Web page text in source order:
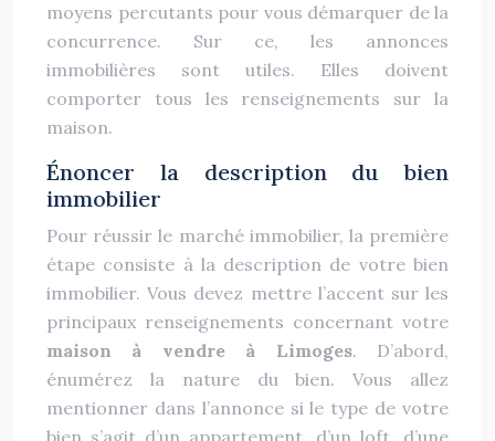
moyens percutants pour vous démarquer de la
concurrence. Sur ce, les annonces
immobilières sont utiles. Elles doivent
comporter tous les renseignements sur la
maison.
Énoncer la description du bien
immobilier
Pour réussir le marché immobilier, la première
étape consiste à la description de votre bien
immobilier. Vous devez mettre l’accent sur les
principaux renseignements concernant votre
maison à vendre à
Limoges. D’abord,
énumérez la nature du bien. Vous allez
mentionner dans l’annonce si le type de votre
bien s’agit d’un appartement, d’un loft, d’une